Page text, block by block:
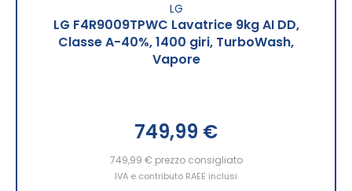
LG
LG F4R9009TPWC Lavatrice 9kg AI DD,
Classe A-40%, 1400 giri, TurboWash,
Vapore
749,99 €
749,99 € prezzo consigliato
IVA e contributo RAEE inclusi